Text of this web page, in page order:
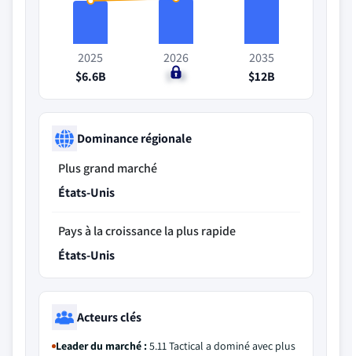
2025
$6.6B
2026
$7B
2035
$12B
Dominance régionale
Plus grand marché
États-Unis
Pays à la croissance la plus rapide
États-Unis
Acteurs clés
Leader du marché :5.11 Tactical a dominé avec plus